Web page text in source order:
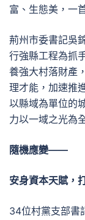
富、生態美，一
荊州市委書記吳
行強縣工程為抓
養強大村落財產
理才能，加速推
以縣域為單位的
力以一域之光為
隨機應變——
安身資本天賦，
34位村黨支部書